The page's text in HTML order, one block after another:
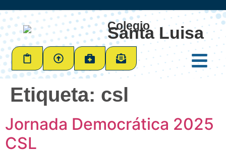
Colegio
Santa Luisa
Etiqueta: csl
Jornada Democrática 2025
CSL